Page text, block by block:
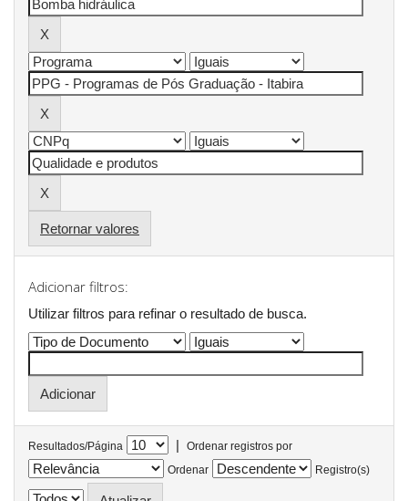
Retornar valores
Adicionar filtros:
Utilizar filtros para refinar o resultado de busca.
Resultados/Página |
Ordenar registros por
Ordenar
Registro(s)